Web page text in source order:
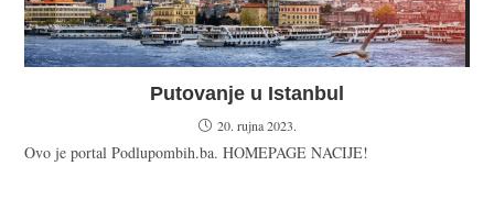
Putovanje u Istanbul
20. rujna 2023.
Ovo je portal Podlupombih.ba. HOMEPAGE NACIJE!